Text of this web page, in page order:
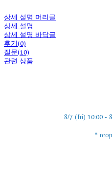
상세 설명 머리글
상세 설명
상세 설명 바닥글
후기(0)
질문(10)
관련 상품
8/7 (fri) 10:00 -
*